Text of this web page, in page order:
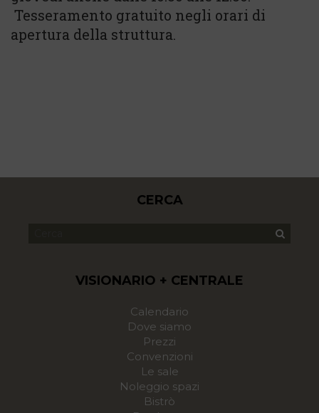
Tesseramento gratuito negli orari di
apertura della struttura.
CERCA
VISIONARIO + CENTRALE
Calendario
Dove siamo
Prezzi
Convenzioni
Le sale
Noleggio spazi
Bistrò